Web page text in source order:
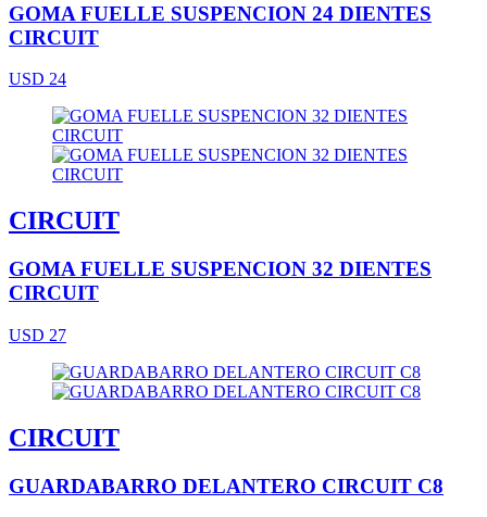
GOMA FUELLE SUSPENCION 24 DIENTES
CIRCUIT
USD 24
CIRCUIT
GOMA FUELLE SUSPENCION 32 DIENTES
CIRCUIT
USD 27
CIRCUIT
GUARDABARRO DELANTERO CIRCUIT C8